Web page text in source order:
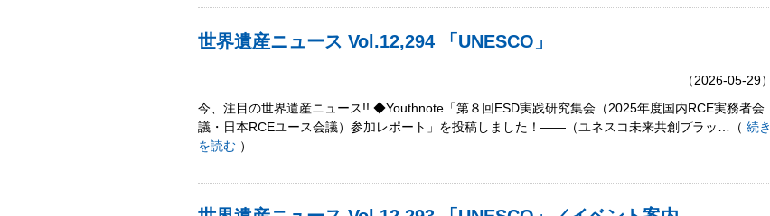
世界遺産ニュース Vol.12,294 「UNESCO」
（2026-05-29）
今、注目の世界遺産ニュース!! ◆Youthnote「第８回ESD実践研究集会（2025年度国内RCE実務者会
議・日本RCEユース会議）参加レポート」を投稿しました！――（ユネスコ未来共創プラッ…（ 続き
を読む）